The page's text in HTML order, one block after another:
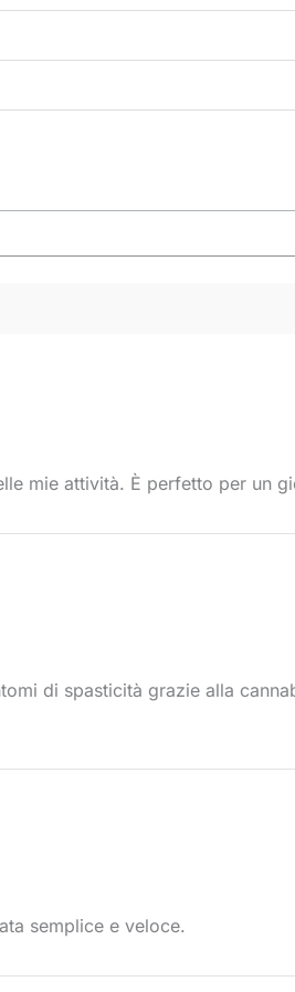
mie attività. È perfetto per un
di spasticità grazie alla
semplice e veloce.